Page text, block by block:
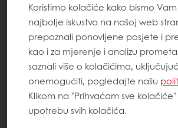
Koristimo kolačiće kako bismo Vam
najbolje iskustvo na našoj web
prepoznali ponovljene posjete i
kao i za mjerenje i analizu
saznali više o kolačićima,
onemogućiti, pogledajte našu
Klikom na "Prihvaćam sve
upotrebu svih kolačića.